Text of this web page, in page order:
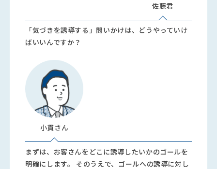
佐藤君
「気づきを誘導する」問いかけは、どうやっていけ
ばいいんですか？
小貫さん
まずは、お客さんをどこに誘導したいかのゴールを
明確にします。 そのうえで、ゴールへの誘導に対し